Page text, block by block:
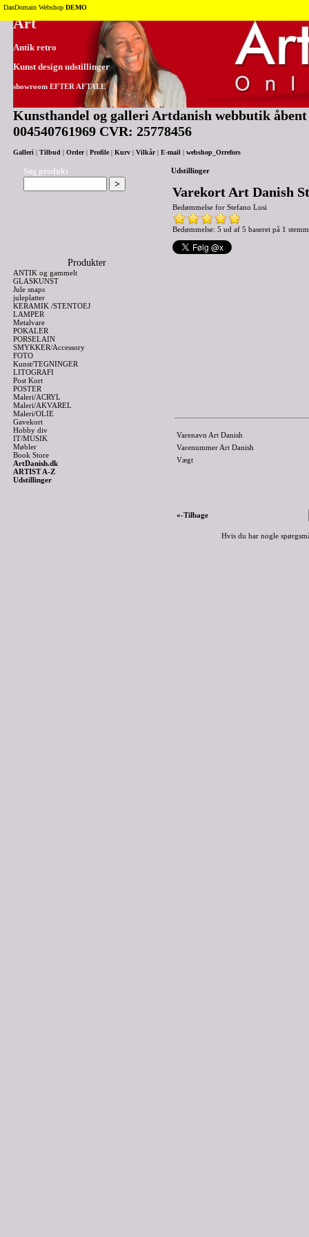
Tilbage til toppen
Art
Antik retro
Kunst design udstillinger
showroom EFTER AFTALE
Kunsthandel og galleri Artdanish webbutik
004540761969 CVR: 25778456
Galleri Tilbud Order| Profile| Kurv Vilkår| E-mail webshop_Orrefors
Søg produkt
Produkter
ANTIK og gammelt
GLASKUNST
Jule snaps
juleplatter
KERAMIK /STENTOEJ
LAMPER
Metalvare
POKALER
PORSELAIN
SMYKKER/Accessory
FOTO
Kunst/TEGNINGER
LITOGRAFI
Post Kort
POSTER
Maleri/ACRYL
Maleri/AKVAREL
Maleri/OLIE
Gavekort
Hobby div
IT/MUSIK
Møbler
Book Store
ArtDanish.dk
ARTIST A-Z
Udstillinger
Udstillinger
Varekort Art Danish
Bedømmelse for Stefano Losi
Bedømmelse: 5 ud af 5 baseret på 1
Varenavn Art Danish
Varenummer Art Danish
Vægt
«-Tilbage
Hvis du har nogle
DanDomain Webshop DEMO